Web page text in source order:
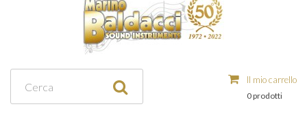
Il mio carrello
0 prodotti